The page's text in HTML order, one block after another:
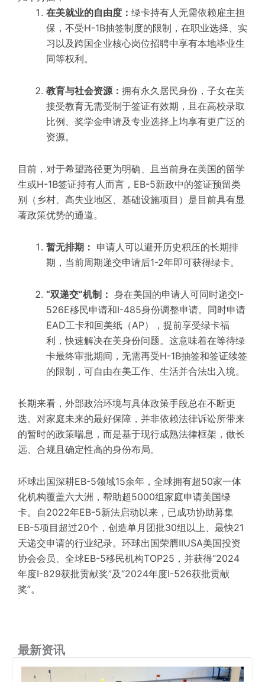
在美就业的自由度： 绿卡持有人无需依赖雇主担
保，不受H-1B抽签制度的限制，在职业选择、实
习以及跨国企业核心岗位招聘中享有本地毕业生
同等权利。
教育与社会资源： 拥有永久居民身份，子女在美
接受教育无需受制于签证有效期，且在高校录取
比例、奖学金申请及专业选择上均享有更广泛的
资源。
目前， 对于希望路径更为明确、且当前身在美国的留学
生或H-1B签证持有人而言， EB-5新政中的签证预留类
别（乡村、高失业地区、基础设施项目）是目前具有显
著政策优势的通道。
暂无排期： 申请人可以避开历史积压的长期排
期， 当前周期递交申请后1-2年即可获得绿卡。
“双递交”机制： 身在美国的申请人可同时递交I-
526E移民申请和I-485身份调整申请。 同时申请
EAD工卡和回美纸（AP）
，提前享受绿卡福
利，快速解决在美身份问题。 这意味着在等待绿
卡最终审批期间，无需再受H-1B抽签和签证续签
的限制，可自由在美工作、生活并合法出入境。
长期来看，外部政治环境与具体政策手段总在不断更
迭。对家庭未来的最好保障，并非依赖法律诉讼所带来
的暂时的政策喘息，而是基于现行成熟法律框架，做长
远、合规且确定性高的身份布局。
环球出国深耕EB-5领域15余年，全球拥有超50家一体
化机构覆盖六大洲，帮助超5000组家庭申请美国绿
卡。自2022年EB-5新法启动以来，已成功协助募集
EB-5项目超过20个，创造单月团批30组以上、最快21
天递交申请的行业纪录。环球出国荣膺IIUSA美国投资
协会会员、全球EB-5移民机构TOP25，并获得“2024
年度I-829获批贡献奖”及“2024年度I-526获批贡献
奖”。
最新资讯